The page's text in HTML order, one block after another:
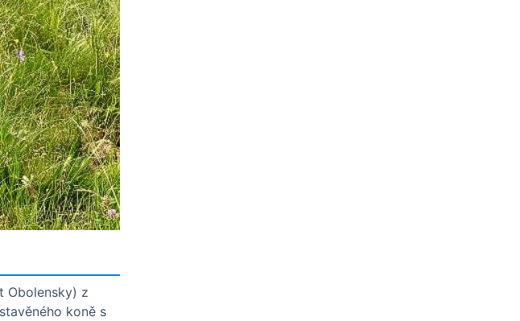
Obolensky) z
koně s